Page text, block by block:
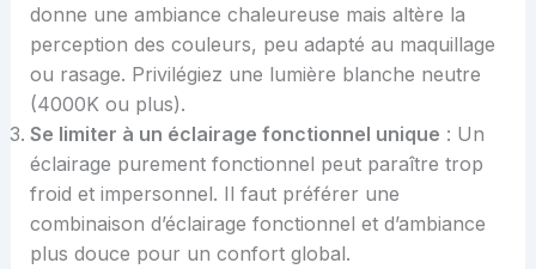
donne une ambiance chaleureuse mais altère la
perception des couleurs, peu adapté au maquillage
ou rasage. Privilégiez une lumière blanche neutre
(4000K ou plus).
Se limiter à un éclairage fonctionnel unique : Un
éclairage purement fonctionnel peut paraître trop
froid et impersonnel. Il faut préférer une
combinaison d’éclairage fonctionnel et d’ambiance
plus douce pour un confort global.